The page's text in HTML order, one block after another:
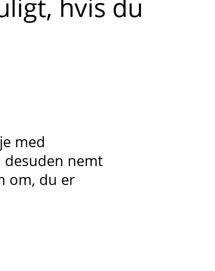
hvis du
med
desuden nemt
om, du er